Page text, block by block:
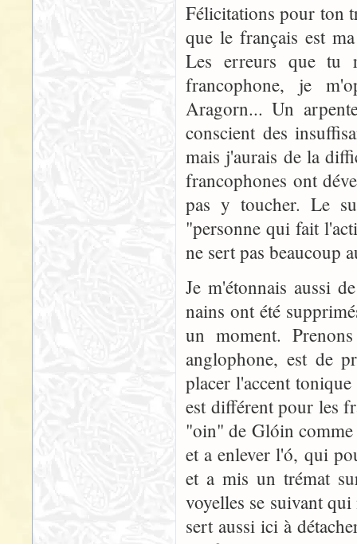
Félicitations pour ton
que le français est
Les erreurs que tu
francophone, je
Aragorn... Un
conscient des
mais j'aurais de la
francophones ont
pas y toucher. Le
"personne qui fait
ne sert pas beaucoup
Je m'étonnais aussi
nains ont été
un moment.
anglophone, est de
placer l'accent
est différent pour les
"oin" de Glóin comme
et a enlever l'ó, qui
et a mis un trémat
voyelles se suivant
sert aussi ici à